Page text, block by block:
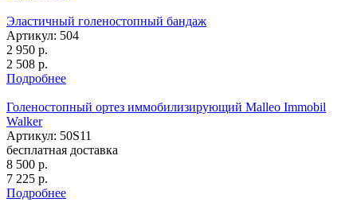
Эластичный голеностопный бандаж
Артикул: 504
2 950 р.
2 508 р.
Подробнее
Голеностопный ортез иммобилизирующий Malleo Immobil
Walker
Артикул: 50S11
бесплатная доставка
8 500 р.
7 225 р.
Подробнее